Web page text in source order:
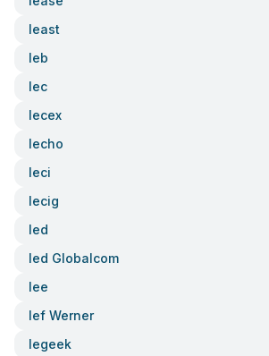
Ieast
Ieb
Iec
Iecex
Iecho
Ieci
Iecig
Ied
Ied Globalcom
Iee
Ief Werner
Iegeek